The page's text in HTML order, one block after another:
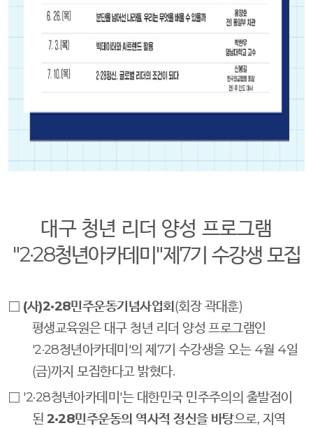
대구 청년 리더 양성 프로그램
"2·28청년아카데미"제7기 수강생 모집
□ (사)2·28민주운동기념사업회(회장 곽대훈)
평생교육원은 대구 청년 리더 양성 프로그램인
'2·28청년아카데미 '의 제 7기 수강생을 오는 4월 4일
(금)까지 모집한다고 밝혔다.
□ '2·28청년아카데미 '는 대한민국 민주주의의 출발점이
된 2·28민주운동의 역사적 정신을 바탕으로, 지역